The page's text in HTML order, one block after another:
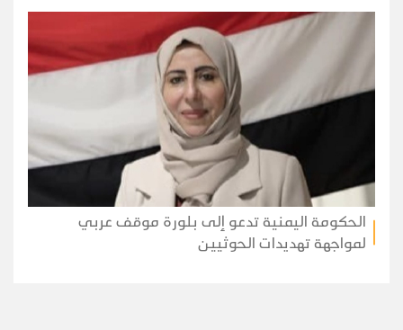
الحكومة اليمنية تدعو إلى بلورة موقف عربي
لمواجهة تهديدات الحوثيين